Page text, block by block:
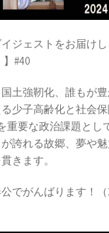
ジェストをお届けし
】#40
土強靭化、誰もが
少子高齢化と社会
重要な政治課題とし
誇れる故郷、夢や
きます。
でがんばります！